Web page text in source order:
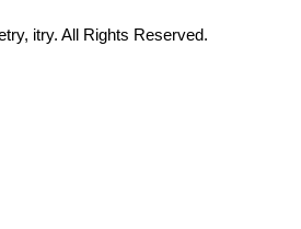
itry. All Rights Reserved.